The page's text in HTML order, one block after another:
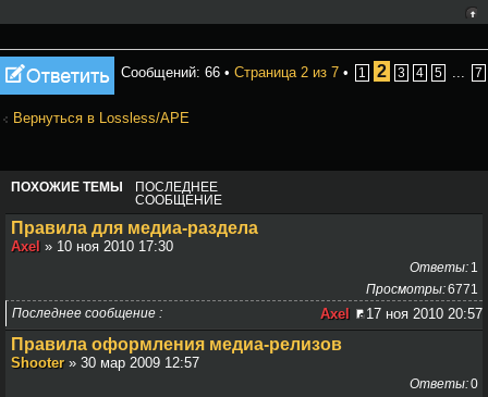
Ответить Сообщений: 66 • Страница 2 из 7 • 1 2 3 4 5 ... 7
Вернуться в Lossless/APE
ПОХОЖИЕ ТЕМЫ
ПОСЛЕДНЕЕ
СООБЩЕНИЕ
Правила для медиа-раздела
Axel » 10 ноя 2010 17:30
1
Ответы
6771
Просмотры
Последнее сообщение
Axel 17 ноя 2010 20:57
Правила оформления медиа-релизов
Shooter» 30 мар 2009 12:57
0
Ответы